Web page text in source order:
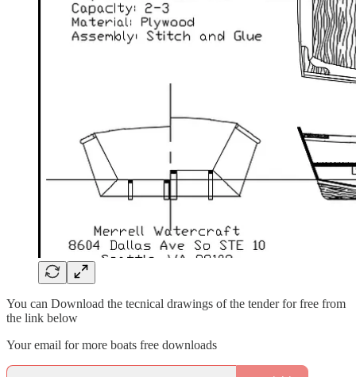
You can Download the tecnical drawings of the tender for free from
the link below
Your email for more boats free downloads